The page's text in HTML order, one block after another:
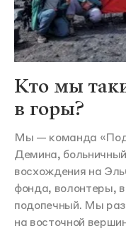
Кто мы
в горы?
Мы — команда
Демина,
восхождения на
фонда, волонтеры,
подопечный. Мы
на восточной